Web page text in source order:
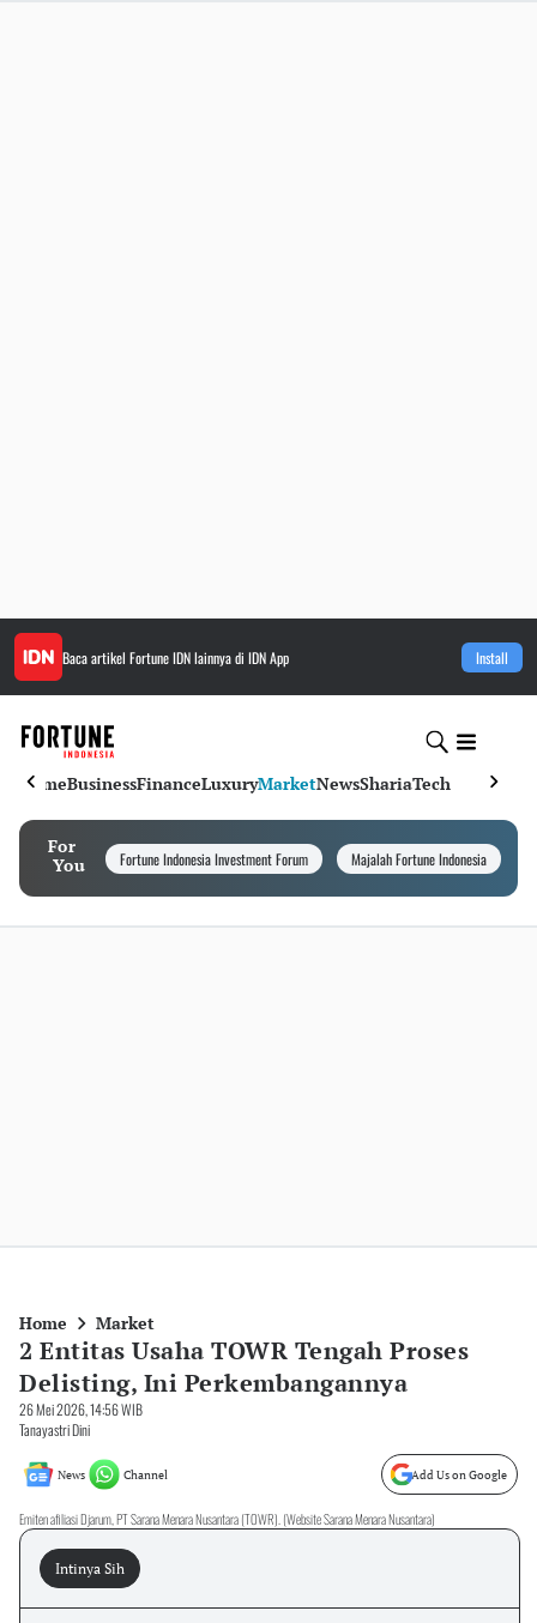
Baca artikel Fortune IDNlainnya di IDN App Install
HomeBusinessFinanceLuxuryMarketNewsShariaTech
For
You
Fortune Indonesia Investment Forum Majalah Fortune Indonesia
Home Market
2 Entitas Usaha TOWR Tengah Proses
Delisting, Ini Perkembangannya
26 Mei 2026, 14:56 WIB
Tanayastri Dini
News Channel Add Us on Google
Emiten afiliasi Djarum, PT Sarana Menara Nusantara (TOWR). (Website Sarana Menara Nusantara)
Intinya Sih